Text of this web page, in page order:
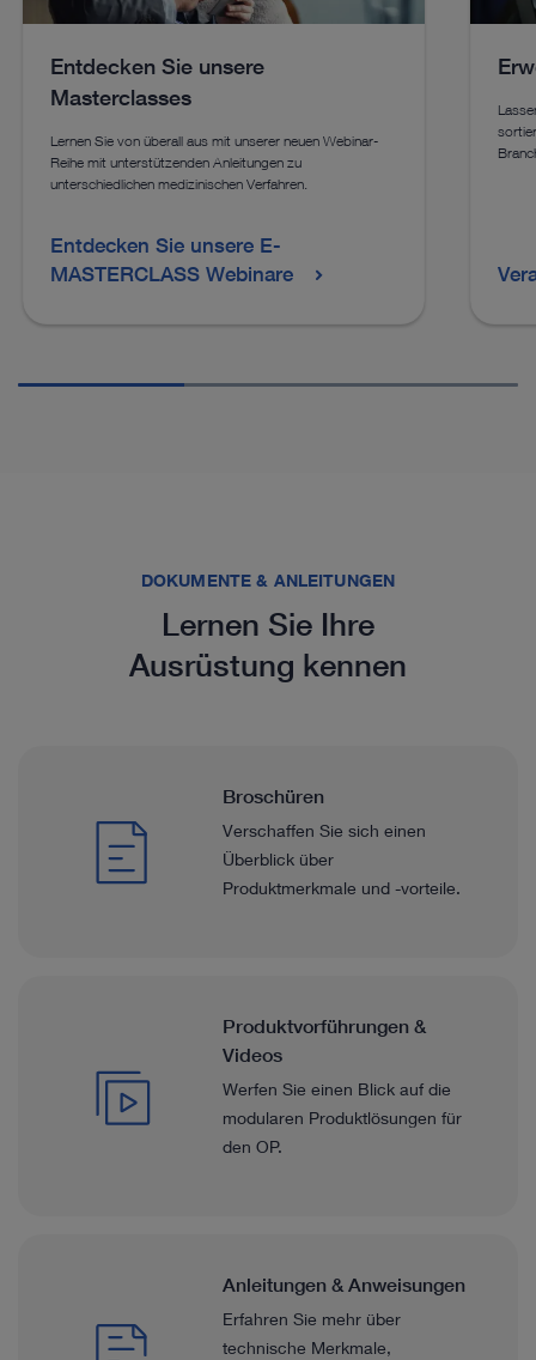
Entdecken Sie unsere
Masterclasses
Lernen Sie von überall aus mit unserer neuen Webinar-
Reihe mit unterstützenden Anleitungen zu
unterschiedlichen medizinischen Verfahren.
Entdecken Sie unsere E-
MASTERCLASS Webinare
DOKUMENTE & ANLEITUNGEN
Lernen Sie Ihre
Ausrüstung kennen
Broschüren
Verschaffen Sie sich einen
Überblick über
Produktmerkmale und -vorteile.
Produktvorführungen &
Videos
Werfen Sie einen Blick auf die
modularen Produktlösungen für
den OP.
Anleitungen & Anweisungen
Erfahren Sie mehr über
technische Merkmale,